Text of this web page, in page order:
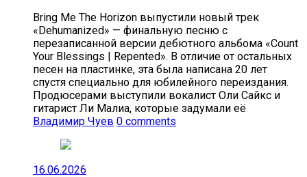
Bring Me The Horizon выпустили новый трек
«Dehumanized» — финальную песню с
перезаписанной версии дебютного альбома «Count
Your Blessings | Repented». В отличие от остальных
песен на пластинке, эта была написана 20 лет
спустя специально для юбилейного переиздания.
Продюсерами выступили вокалист Оли Сайкс и
гитарист Ли Малиа, которые задумали её
Владимир Чуев 0 comments
16.06.2026